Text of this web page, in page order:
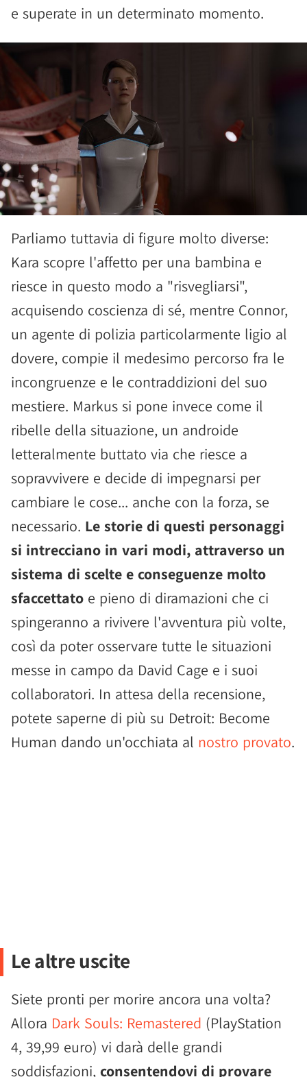
e superate in un determinato momento.
Parliamo tuttavia di figure molto diverse:
Kara scopre l'affetto per una bambina e
riesce in questo modo a "risvegliarsi",
acquisendo coscienza di sé, mentre Connor,
un agente di polizia particolarmente ligio al
dovere, compie il medesimo percorso fra le
incongruenze e le contraddizioni del suo
mestiere. Markus si pone invece come il
ribelle della situazione, un androide
letteralmente buttato via che riesce a
sopravvivere e decide di impegnarsi per
cambiare le cose... anche con la forza, se
necessario. Le storie di questi personaggi
si intrecciano in vari modi, attraverso un
sistema di scelte e conseguenze molto
sfaccettato e pieno di diramazioni che ci
spingeranno a rivivere l'avventura più volte,
così da poter osservare tutte le situazioni
messe in campo da David Cage e i suoi
collaboratori. In attesa della recensione,
potete saperne di più su Detroit: Become
Human dando un'occhiata al nostro provato.
Le altre uscite
Siete pronti per morire ancora una volta?
Allora Dark Souls: Remastered (PlayStation
4, 39,99 euro) vi darà delle grandi
soddisfazioni, consentendovi di provare